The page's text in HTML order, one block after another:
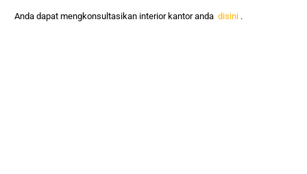
Anda dapat mengkonsultasikan interior kantor andadisini .